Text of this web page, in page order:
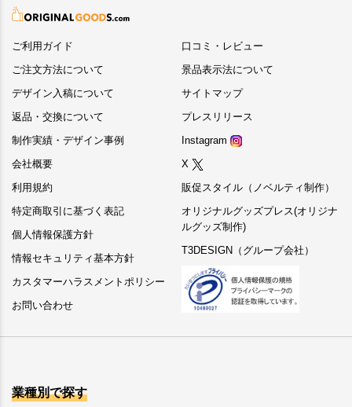
ご利用ガイド
ご注文方法について
デザイン入稿について
返品・交換について
制作実績・デザイン事例
会社概要
利用規約
特定商取引に基づく表記
個人情報保護方針
情報セキュリティ基本方針
カスタマーハラスメントポリシー
お問い合わせ
口コミ・レビュー
景品表示法について
サイトマップ
プレスリリース
Instagram
X
販促スタイル（ノベルティ制作）
オリジナルグッズプレス(オリジナ
ルグッズ制作)
T3DESIGN（グループ会社）
業種別で探す